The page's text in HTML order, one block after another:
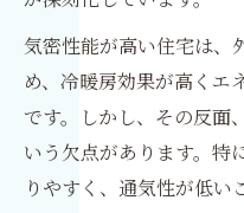
気密性能が高い住宅は、
め、冷暖房効果が高くエ
です。しかし、その反面
いう欠点があります。特
りやすく、通気性が低